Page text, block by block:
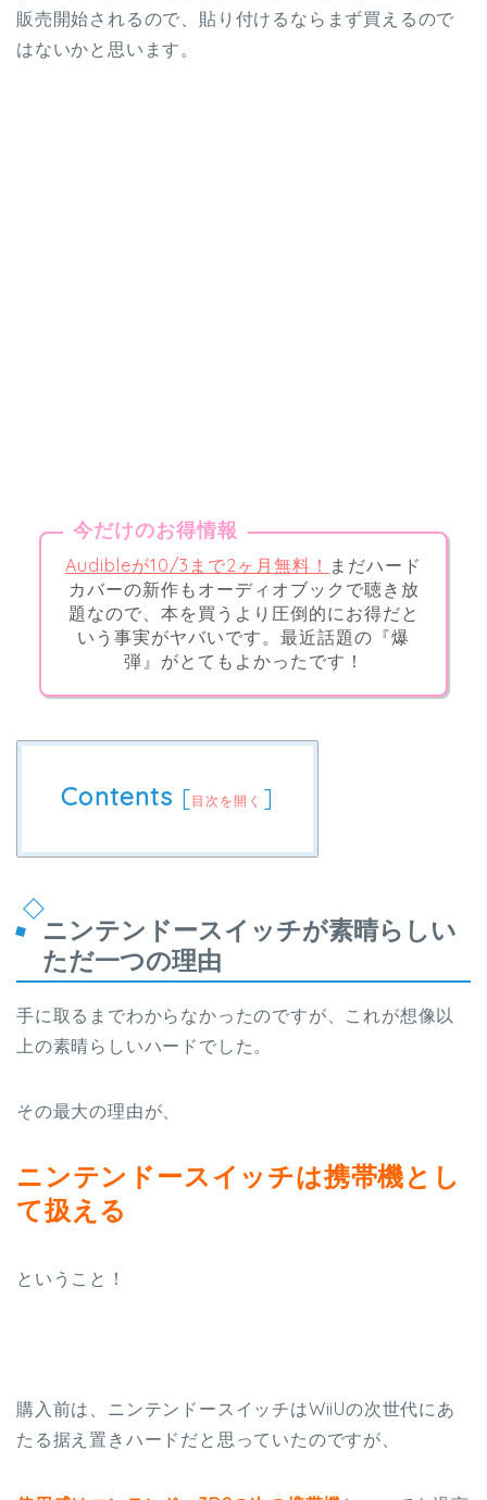
販売開始されるので、貼り付けるならまず買えるので
はないかと思います。
今だけのお得情報
Audibleが10/3まで2ヶ月無料！ まだハード
カバーの新作もオーディオブックで聴き放
題なので、本を買うより圧倒的にお得だと
いう事実がヤバいです。最近話題の『爆
弾』がとてもよかったです！
Contents [目次を開く ]
ニンテンドースイッチが素晴らしい
ただ一つの理由
手に取るまでわからなかったのですが、これが想像以
上の素晴らしいハードでした。
その最大の理由が、
ニンテンドースイッチは携帯機とし
て扱える
ということ！
購入前は、ニンテンドースイッチはWiiUの次世代にあ
たる据え置きハードだと思っていたのですが、